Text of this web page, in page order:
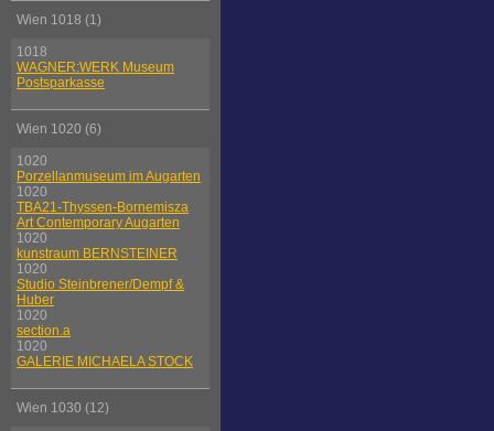
Wien 1018 (1)
1018
WAGNER:WERK Museum
Postsparkasse
Wien 1020 (6)
1020
Porzellanmuseum im Augarten
1020
TBA21-Thyssen-Bornemisza
Art Contemporary Augarten
1020
kunstraum BERNSTEINER
1020
Studio Steinbrener/Dempf &
Huber
1020
section.a
1020
GALERIE MICHAELA STOCK
Wien 1030 (12)